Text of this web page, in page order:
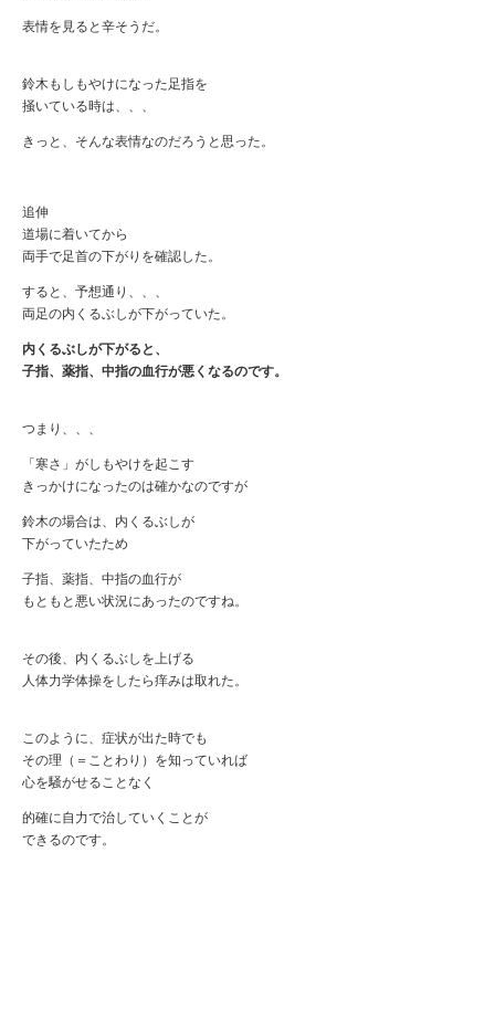
表情を見ると辛そうだ。
鈴木もしもやけになった足指を
掻いている時は、、、
きっと、そんな表情なのだろうと思った。
追伸
道場に着いてから
両手で足首の下がりを確認した。
すると、予想通り、、、
両足の内くるぶしが下がっていた。
内くるぶしが下がると、
子指、薬指、中指の血行が悪くなるのです。
つまり、、、
「寒さ」がしもやけを起こす
きっかけになったのは確かなのですが
鈴木の場合は、内くるぶしが
下がっていたため
子指、薬指、中指の血行が
もともと悪い状況にあったのですね。
その後、内くるぶしを上げる
人体力学体操をしたら痒みは取れた。
このように、症状が出た時でも
その理（＝ことわり）を知っていれば
心を騒がせることなく
的確に自力で治していくことが
できるのです。